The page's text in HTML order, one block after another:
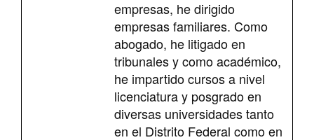
empresas, he dirigido
empresas familiares. Como
abogado, he litigado en
tribunales y como académico,
he impartido cursos a nivel
licenciatura y posgrado en
diversas universidades tanto
en el Distrito Federal como en